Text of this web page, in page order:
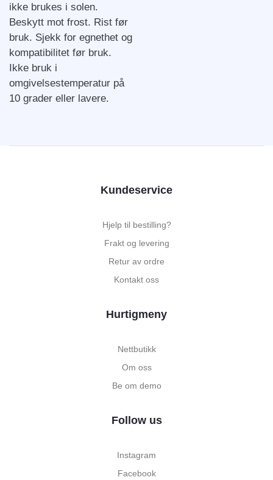
ikke brukes i solen.
Beskytt mot frost. Rist før
bruk. Sjekk for egnethet og
kompatibilitet før bruk.
Ikke bruk i
omgivelsestemperatur på
10 grader eller lavere.
Kundeservice
Hjelp til bestilling?
Frakt og levering
Retur av ordre
Kontakt oss
Hurtigmeny
Nettbutikk
Om oss
Be om demo
Follow us
Instagram
Facebook